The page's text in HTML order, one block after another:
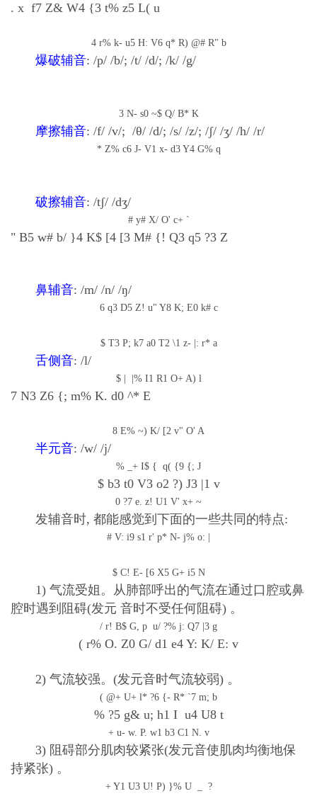
. x f7 Z& W4 {3 t% z5 L( u
4 r% k- u5 H: V6 q* R) @# R" b
爆破辅音: /p/ /b/; /t/ /d/; /k/ /g/
3 N- s0 ~$ Q/ B* K
摩擦辅音: /f/ /v/; /θ/ /d/; /s/ /z/; /ʃ/ /ʒ/ /h/ /r/
* Z% c6 J- V1 x- d3 Y4 G% q
破擦辅音: /tʃ/ /dʒ/
# y# X/ O' c+ `
" B5 w# b/ }4 K$ [4 [3 M# {! Q3 q5 ?3 Z
鼻辅音: /m/ /n/ /ŋ/
6 q3 D5 Z! u" Y8 K; E0 k# c
$ T3 P; k7 a0 T2 \1 z- |: r* a
舌侧音: /l/
$ | |% I1 R1 O+ A) l
7 N3 Z6 {; m% K. d0 ^* E
8 E% ~) K/ [2 v" O' A
半元音: /w/ /j/
% _+ I$ { q( {9 {; J
$ b3 t0 V3 o2 ?) J3 |1 v
0 ?7 e. z! U1 V' x+ ~
发辅音时, 都能感觉到下面的一些共同的特点:
# V: i9 s1 r' p* N- j% o: |
$ C! E- [6 X5 G+ i5 N
1) 气流受姐。从肺部呼出的气流在通过口腔或鼻
腔时遇到阻碍(发元 音时不受任何阻碍) 。
/ r! B$ G, p u/ ?% j: Q7 |3 g
( r% O. Z0 G/ d1 e4 Y: K/ E: v
2) 气流较强。 (发元音时气流较弱) 。
( @+ U+ l* ?6 {- R* `7 m; b
% ?5 g& u; h1 I u4 U8 t
+ u- w. P. w1 b3 C1 N. v
3) 阻碍部分肌肉较紧张(发元音使肌肉均衡地保
持紧张) 。
+ Y1 U3 U! P) }% U _ ?